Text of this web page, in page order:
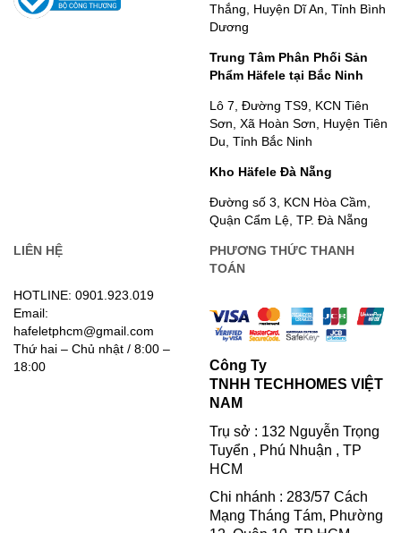
Thắng, Huyện Dĩ An, Tỉnh Bình
Dương
Trung Tâm Phân Phối Sản
Phẩm Häfele tại Bắc Ninh
Lô 7, Đường TS9, KCN Tiên
Sơn, Xã Hoàn Sơn, Huyện Tiên
Du, Tỉnh Bắc Ninh
Kho Häfele Đà Nẵng
Đường số 3, KCN Hòa Cầm,
Quận Cẩm Lệ, TP. Đà Nẵng
LIÊN HỆ
HOTLINE: 0901.923.019
Email:
hafeletphcm@gmail.com
Thứ hai – Chủ nhật / 8:00 –
18:00
PHƯƠNG THỨC THANH
TOÁN
Công Ty
TNHH TECHHOMES VIỆT
NAM
Trụ sở : 132 Nguyễn Trọng
Tuyển , Phú Nhuận , TP
HCM
Chi nhánh : 283/57 Cách
Mạng Tháng Tám, Phường